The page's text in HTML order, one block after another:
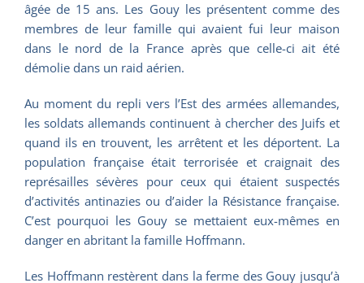
âgée de 15 ans. Les Gouy les présentent comme des
membres de leur famille qui avaient fui leur maison
dans le nord de la France après que celle-ci ait été
démolie dans un raid aérien.
Au moment du repli vers l’Est des armées allemandes,
les soldats allemands continuent à chercher des Juifs et
quand ils en trouvent, les arrêtent et les déportent. La
population française était terrorisée et craignait des
représailles sévères pour ceux qui étaient suspectés
d’activités antinazies ou d’aider la Résistance française.
C’est pourquoi les Gouy se mettaient eux-mêmes en
danger en abritant la famille Hoffmann.
Les Hoffmann restèrent dans la ferme des Gouy jusqu’à